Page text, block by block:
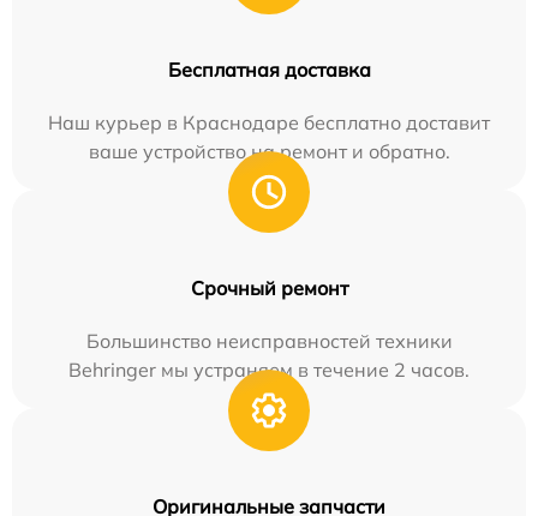
Бесплатная доставка
Наш курьер в Краснодаре бесплатно доставит
ваше устройство на ремонт и обратно.
Срочный ремонт
Большинство неисправностей техники
Behringer мы устраняем в течение 2 часов.
Оригинальные запчасти